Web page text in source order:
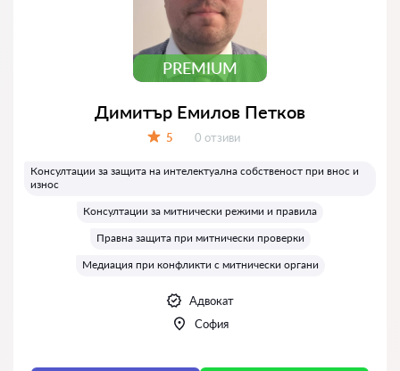
PREMIUM
Димитър Емилов Петков
5 Отзиви:
0 отзиви
Консултации за защита на интелектуална собственост при внос и
износ
Консултации за митнически режими и правила
Правна защита при митнически проверки
Медиация при конфликти с митнически органи
Адвокат
София